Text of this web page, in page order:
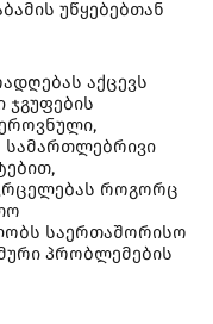
უწყებებთან
აქცევს
როგორც
საერთაშორისო
პრობლემების